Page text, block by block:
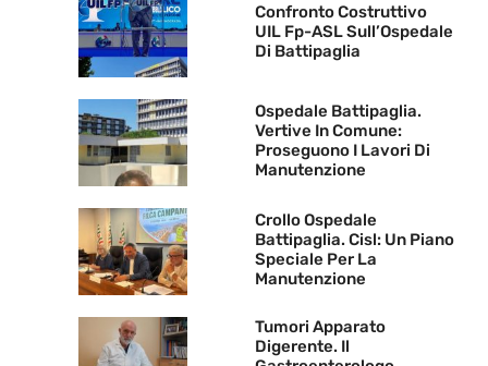
Confronto Costruttivo
UIL Fp-ASL Sull’Ospedale
Di Battipaglia
Ospedale Battipaglia.
Vertive In Comune:
Proseguono I Lavori Di
Manutenzione
Crollo Ospedale
Battipaglia. Cisl: Un Piano
Speciale Per La
Manutenzione
Tumori Apparato
Digerente. Il